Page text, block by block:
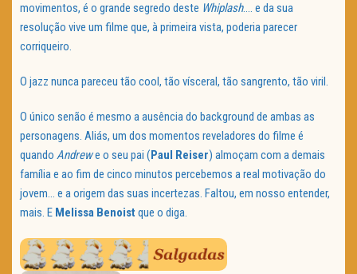
movimentos, é o grande segredo deste Whiplash…. e da sua
resolução vive um filme que, à primeira vista, poderia parecer
corriqueiro.
O jazz nunca pareceu tão cool, tão vísceral, tão sangrento, tão viril.
O único senão é mesmo a ausência do background de ambas as
personagens. Aliás, um dos momentos reveladores do filme é
quando Andrewe o seu pai (Paul Reiser) almoçam com a demais
família e ao fim de cinco minutos percebemos a real motivação do
jovem… e a origem das suas incertezas. Faltou, em nosso entender,
mais. E Melissa Benoistque o diga.